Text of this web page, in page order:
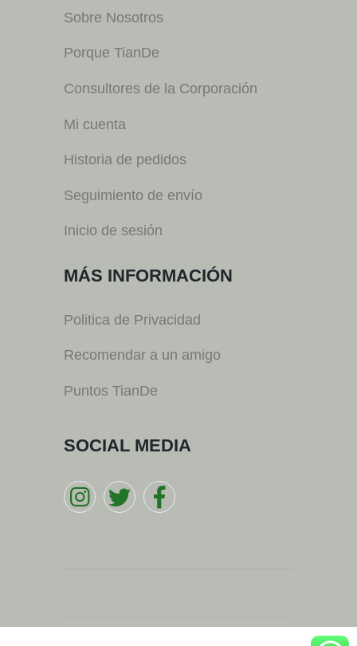
Sobre Nosotros
Porque TianDe
Consultores de la Corporación
Mi cuenta
Historia de pedidos
Seguimiento de envío
Inicio de sesión
MÁS INFORMACIÓN
Politica de Privacidad
Recomendar a un amigo
Puntos TianDe
SOCIAL MEDIA